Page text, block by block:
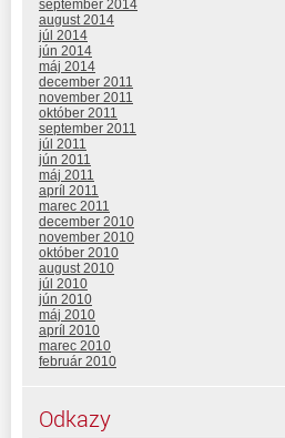
september 2014
august 2014
júl 2014
jún 2014
máj 2014
december 2011
november 2011
október 2011
september 2011
júl 2011
jún 2011
máj 2011
apríl 2011
marec 2011
december 2010
november 2010
október 2010
august 2010
júl 2010
jún 2010
máj 2010
apríl 2010
marec 2010
február 2010
Odkazy